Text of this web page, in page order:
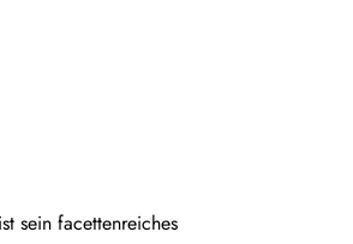
sein facettenreiches